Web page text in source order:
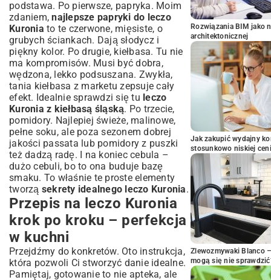
podstawa. Po pierwsze, papryka. Moim
zdaniem,najlepsze papryki do leczo
Kuronia to te czerwone, mięsiste, o
grubych ściankach. Dają słodycz i
piękny kolor. Po drugie, kiełbasa. Tu nie
ma kompromisów. Musi być dobra,
wędzona, lekko podsuszana. Zwykła,
tania kiełbasa z marketu zepsuje cały
efekt. Idealnie sprawdzi się tu leczo
Kuronia z kiełbasą śląską. Po trzecie,
pomidory. Najlepiej świeże, malinowe,
pełne soku, ale poza sezonem dobrej
jakości passata lub pomidory z puszki
też dadzą radę. I na koniec cebula –
dużo cebuli, bo to ona buduje bazę
smaku. To właśnie te proste elementy
tworzą sekrety idealnego leczo Kuronia.
Przepis na leczo Kuronia
krok po kroku – perfekcja
w kuchni
Przejdźmy do konkretów. Oto instrukcja,
która pozwoli Ci stworzyć danie idealne.
Pamiętaj, gotowanie to nie apteka, ale
Rozwiązania BIM jako
architektonicznej
Jak zakupić wydajny
stosunkowo niskiej
Zlewozmywaki Blanco
mogą się nie